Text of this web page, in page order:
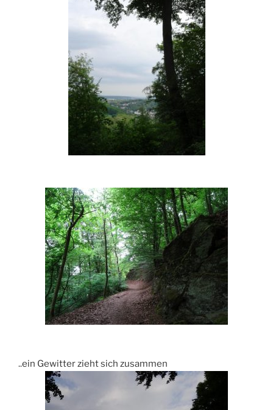
..ein Gewitter zieht sich zusammen